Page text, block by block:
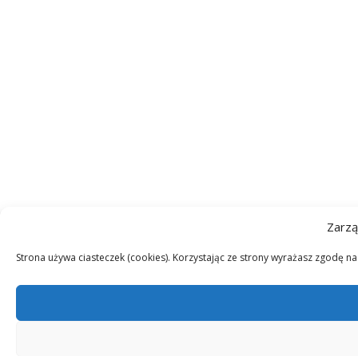
Strona używa ciasteczek (cookies). Korzystając ze strony wyrażasz zgodę